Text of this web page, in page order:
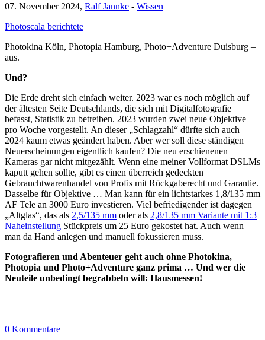
07. November 2024, Ralf Jannke - Wissen
Photoscala berichtete
Photokina Köln, Photopia Hamburg, Photo+Adventure Duisburg –
aus.
Und?
Die Erde dreht sich einfach weiter. 2023 war es noch möglich auf
der ältesten Seite Deutschlands, die sich mit Digitalfotografie
befasst, Statistik zu betreiben. 2023 wurden zwei neue Objektive
pro Woche vorgestellt. An dieser „Schlagzahl“ dürfte sich auch
2024 kaum etwas geändert haben. Aber wer soll diese ständigen
Neuerscheinungen eigentlich kaufen? Die neu erschienenen
Kameras gar nicht mitgezählt. Wenn eine meiner Vollformat DSLMs
kaputt gehen sollte, gibt es einen überreich gedeckten
Gebrauchtwarenhandel von Profis mit Rückgaberecht und Garantie.
Dasselbe für Objektive … Man kann für ein lichtstarkes 1,8/135 mm
AF Tele an 3000 Euro investieren. Viel befriedigender ist dagegen
„Altglas“, das als 2,5/135 mm oder als 2,8/135 mm Variante mit 1:3
Naheinstellung Stückpreis um 25 Euro gekostet hat. Auch wenn
man da Hand anlegen und manuell fokussieren muss.
Fotografieren und Abenteuer geht auch ohne Photokina,
Photopia und Photo+Adventure ganz prima … Und wer die
Neuteile unbedingt begrabbeln will: Hausmessen!
0 Kommentare